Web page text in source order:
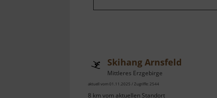
Skihang Arnsfeld
Mittleres Erzgebirge
aktuell vom 01.11.2025 / Zugriffe: 2544
8 km vom aktuellen Standort